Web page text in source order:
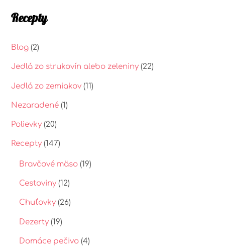
Recepty
Blog (2)
Jedlá zo strukovín alebo zeleniny (22)
Jedlá zo zemiakov (11)
Nezaradené (1)
Polievky (20)
Recepty (147)
Bravčové mäso(19)
Cestoviny(12)
Chuťovky(26)
Dezerty(19)
Domáce pečivo(4)